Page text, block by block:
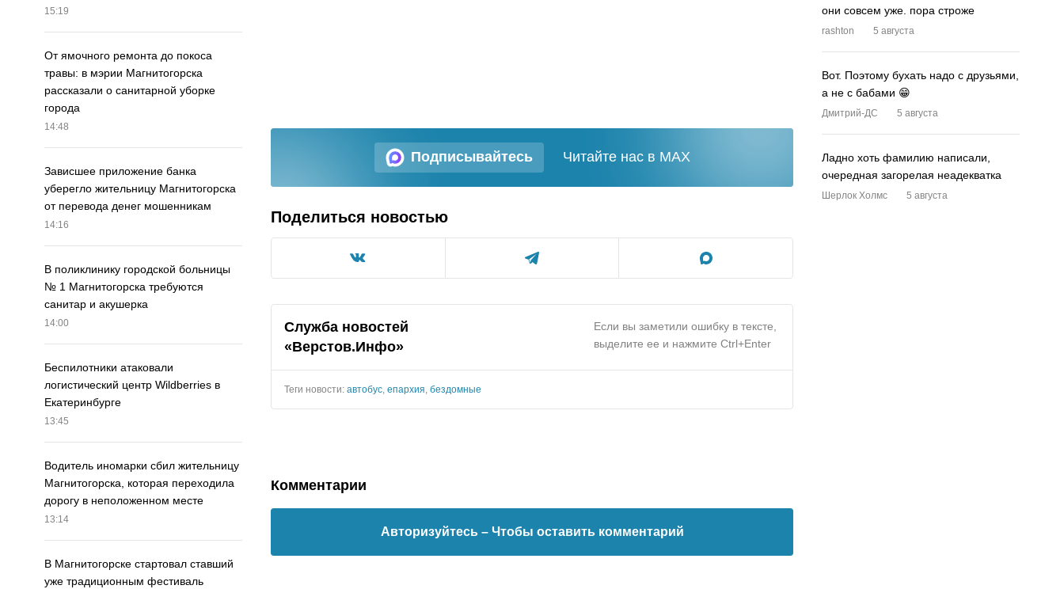
15:19
От ямочного ремонта до покоса
травы: в мэрии Магнитогорска
рассказали о санитарной уборке
города
14:48
Зависшее приложение банка
уберегло жительницу Магнитогорска
от перевода денег мошенникам
14:16
В поликлинику городской больницы
№ 1 Магнитогорска требуются
санитар и акушерка
14:00
Беспилотники атаковали
логистический центр Wildberries в
Екатеринбурге
13:45
Водитель иномарки сбил жительницу
Магнитогорска, которая переходила
дорогу в неположенном месте
13:14
В Магнитогорске стартовал ставший
уже традиционным фестиваль
Подписывайтесь Читайте нас в MAX
Поделиться новостью
Служба новостей
«Верстов.Инфо»
Если вы заметили ошибку в тексте,
выделите ее и нажмите Ctrl+Enter
Теги новости: автобус епархия бездомные
Комментарии
Авторизуйтесь – Чтобы оставить комментарий
они совсем уже. пора строже
rashton 5 августа
Вот. Поэтому бухать надо с друзьями,
а не с бабами 😁
Дмитрий-ДС 5 августа
Ладно хоть фамилию написали,
очередная загорелая неадекватка
Шерлок Холмс 5 августа